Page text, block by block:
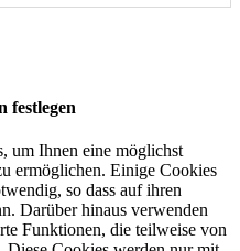
festlegen
um Ihnen eine möglichst
ermöglichen. Einige Cookies
so dass auf ihren
Darüber hinaus verwenden
Funktionen, die teilweise von